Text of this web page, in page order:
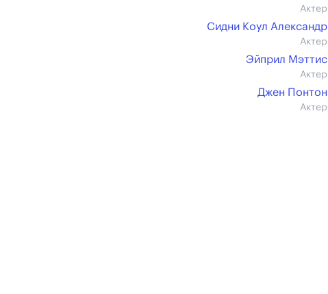
Актер
Сидни Коул Александр
Актер
Эйприл Мэттис
Актер
Джен Понтон
Актер